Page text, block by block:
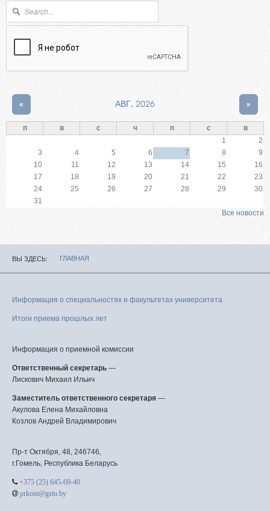
Форма поиска
Поиск
АВГ, 2026
« »
п в с ч п с
в
1
2
3
4 5 6 7 8
9
10
11 12 13 14 15
16
17
18 19 20 21 22
23
24
25 26 27 28 29
30
31
Все новости
ВЫ ЗДЕСЬ ГЛАВНАЯ
Информация о специальностях и факультетах университета
Итоги приема прошлых лет
Информация о приемной комиссии
Ответственный секретарь —
Лискович Михаил Ильич
Заместитель ответственного секретаря —
Акулова Елена Михайловна
Козлов Андрей Владимирович
Пр-т Октября, 48, 246746,
г.Гомель, Республика Беларусь
+375 (25) 645-69-40
prkom@gstu.by